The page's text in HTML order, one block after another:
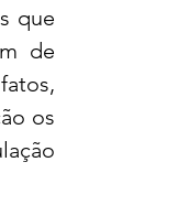
que
de
os